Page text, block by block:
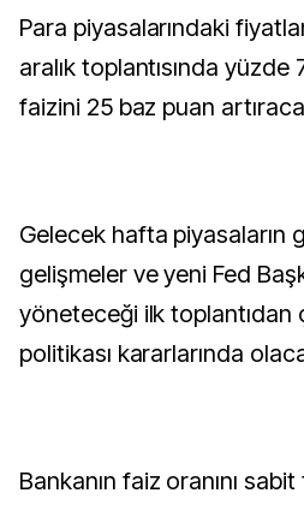
Para piyasalarındaki
aralık toplantısında
faizini 25 baz puan
Gelecek hafta piyasaların
gelişmeler ve yeni Fed
yöneteceği ilk toplantıdan
politikası kararlarında
Bankanın faiz oranını